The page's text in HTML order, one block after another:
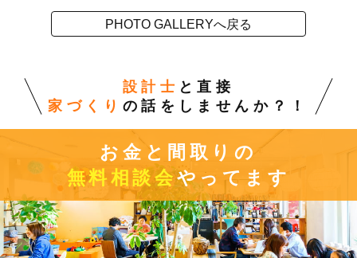
PHOTO GALLERYへ戻る
設計士 と直接
家づくり の話をしませんか？！
お金と間取りの
無料相談会やってます